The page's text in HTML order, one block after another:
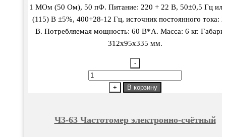
1 МОм (50 Ом), 50 пФ. Питание: 220 + 22 В, 50±0,5 Гц
(115) В ±5%, 400+28-12 Гц, источник постоянного тока:
В. Потребляемая мощность: 60 В*А. Масса: 6 кг.
312х95х335 мм.
-
Количество
Частотомер
+ В корзину
Ч3-63 Частотомер электронно-счётный